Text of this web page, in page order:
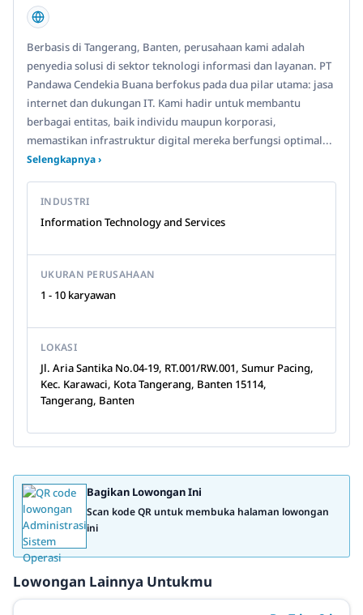
Berbasis di Tangerang, Banten, perusahaan kami adalah
penyedia solusi di sektor teknologi informasi dan layanan. PT
Pandawa Cendekia Buana berfokus pada dua pilar utama: jasa
internet dan dukungan IT. Kami hadir untuk membantu
berbagai entitas, baik individu maupun korporasi,
memastikan infrastruktur digital mereka berfungsi optimal...
Selengkapnya ›
INDUSTRI
Information Technology and Services
UKURAN PERUSAHAAN
1 - 10 karyawan
LOKASI
Jl. Aria Santika No.04-19, RT.001/RW.001, Sumur Pacing,
Kec. Karawaci, Kota Tangerang, Banten 15114,
Tangerang, Banten
Bagikan Lowongan Ini
Scan kode QR untuk membuka halaman lowongan
ini
Lowongan Lainnya Untukmu